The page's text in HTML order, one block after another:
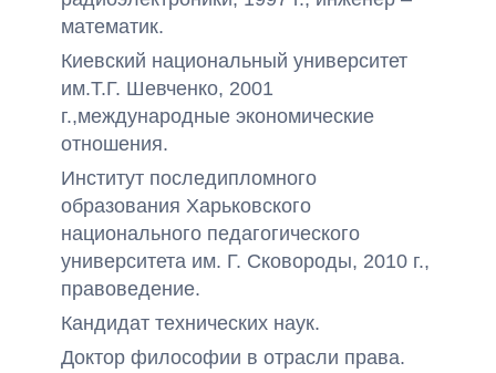
математик.
Киевский национальный университет
им.Т.Г. Шевченко, 2001
г.,международные экономические
отношения.
Институт последипломного
образования Харьковского
национального педагогического
университета им. Г. Сковороды, 2010 г.,
правоведение.
Кандидат технических наук.
Доктор философии в отрасли права.